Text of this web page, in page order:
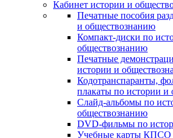
Кабинет истории и
Печатные пособия
и обществознанию
Компакт-диски по
обществознанию
Печатные
истории и
Кодотранспаранты,
плакаты по истории и
Слайд-альбомы по
обществознанию
DVD-фильмы по
Учебные карты